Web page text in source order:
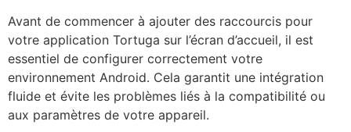
Avant de commencer à ajouter des raccourcis pour
votre application Tortuga sur l’écran d’accueil, il est
essentiel de configurer correctement votre
environnement Android. Cela garantit une intégration
fluide et évite les problèmes liés à la compatibilité ou
aux paramètres de votre appareil.